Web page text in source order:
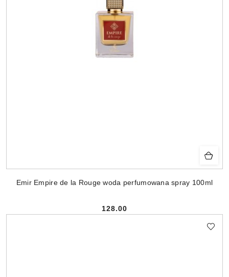
Emir Empire de la Rouge woda perfumowana spray 100ml
Cena:
128.00